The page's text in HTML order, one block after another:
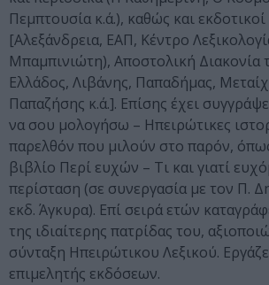
Πεμπτουσία κ.ά.), καθώς και εκδοτικοί
[Αλεξάνδρεια, ΕΑΠ, Κέντρο
Μπαμπινιώτη), Αποστολική Διακονία
Ελλάδος, Λιβάνης, Παπαδήμας,
Παπαζήσης κ.ά.]. Επίσης έχει
να σου μολογήσω – Ηπειρώτικες
παρελθόν που μιλούν στο παρόν,
βιβλίο Περί ευχών – Τι και γιατί
περίσταση (σε συνεργασία με τον Π.
εκδ. Άγκυρα). Επί σειρά ετών
της ιδιαίτερης πατρίδας του,
σύνταξη Ηπειρώτικου Λεξικού.
επιμελητής εκδόσεων.